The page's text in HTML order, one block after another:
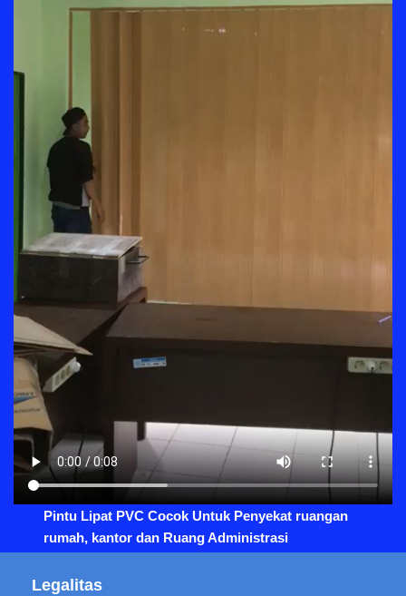
Pintu Lipat PVC Cocok Untuk Penyekat ruangan
rumah, kantor dan Ruang Administrasi
Legalitas